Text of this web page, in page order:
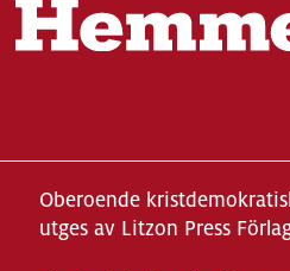
Oberoende
utges av Litzon Press